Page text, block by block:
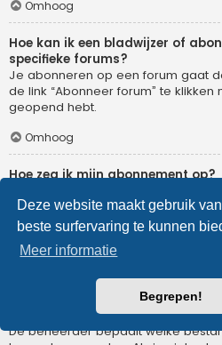
Deze website maakt gebruik
beste surfervaring te kunnen
Meer informatie
Begrepen!
Omhoog
Hoe kan ik een bladwijzer of
specifieke forums?
Je abonneren op een forum gaat
de link “Abonneer forum” te
geopend hebt.
Omhoog
Hoe zeg ik mijn abonnement op?
gebruikerspaneel en klik je op de
Omhoog
Welke bijlagen worden
De beheerder bepaalt welke